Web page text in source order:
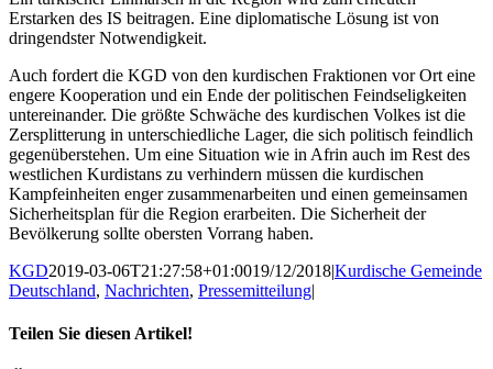
Erstarken des IS beitragen. Eine diplomatische Lösung ist von
dringendster Notwendigkeit.
Auch fordert die KGD von den kurdischen Fraktionen vor Ort eine
engere Kooperation und ein Ende der politischen Feindseligkeiten
untereinander. Die größte Schwäche des kurdischen Volkes ist die
Zersplitterung in unterschiedliche Lager, die sich politisch feindlich
gegenüberstehen. Um eine Situation wie in Afrin auch im Rest des
westlichen Kurdistans zu verhindern müssen die kurdischen
Kampfeinheiten enger zusammenarbeiten und einen gemeinsamen
Sicherheitsplan für die Region erarbeiten. Die Sicherheit der
Bevölkerung sollte obersten Vorrang haben.
KGD2019-03-06T21:27:58+01:0019/12/2018|Kurdische Gemeinde
Deutschland, Nachrichten, Pressemitteilung|
Teilen Sie diesen Artikel!